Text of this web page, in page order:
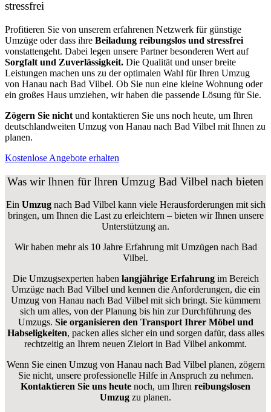
stressfrei
Profitieren Sie von unserem erfahrenen Netzwerk für günstige
Umzüge oder dass ihre Beiladung reibungslos und stressfrei
vonstattengeht. Dabei legen unsere Partner besonderen Wert auf
Sorgfalt und Zuverlässigkeit. Die Qualität und unser breite
Leistungen machen uns zu der optimalen Wahl für Ihren Umzug
von Hanau nach Bad Vilbel. Ob Sie nun eine kleine Wohnung oder
ein großes Haus umziehen, wir haben die passende Lösung für Sie.
Zögern Sie nicht und kontaktieren Sie uns noch heute, um Ihren
deutschlandweiten Umzug von Hanau nach Bad Vilbel mit Ihnen zu
planen.
Kostenlose Angebote erhalten
Was wir Ihnen für Ihren Umzug Bad Vilbel nach bieten
Ein Umzugnach Bad Vilbel kann viele Herausforderungen mit sich
bringen, um Ihnen die Last zu erleichtern – bieten wir Ihnen unsere
Unterstützung an.
Wir haben mehr als 10 Jahre Erfahrung mit Umzügen nach Bad
Vilbel.
Die Umzugsexperten haben langjährige Erfahrungim Bereich
Umzüge nach Bad Vilbel und kennen die Anforderungen, die ein
Umzug von Hanau nach Bad Vilbel mit sich bringt. Sie kümmern
sich um alles, von der Planung bis hin zur Durchführung des
Umzugs. Sie organisieren den Transport Ihrer Möbel und
Habseligkeiten, packen alles sicher ein und sorgen dafür, dass alles
rechtzeitig an Ihrem neuen Zielort in Bad Vilbel ankommt.
Wenn Sie einen Umzug von Hanau nach Bad Vilbel planen, zögern
Sie nicht, unsere professionelle Hilfe in Anspruch zu nehmen.
Kontaktieren Sie uns heute noch, um Ihren reibungslosen
Umzug zu planen.